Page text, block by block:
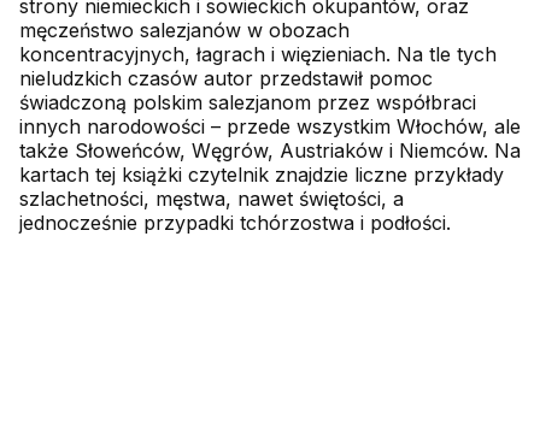
strony niemieckich i sowieckich okupantów, oraz
męczeństwo salezjanów w obozach
koncentracyjnych, łagrach i więzieniach. Na tle tych
nieludzkich czasów autor przedstawił pomoc
świadczoną polskim salezjanom przez współbraci
innych narodowości – przede wszystkim Włochów, ale
także Słoweńców, Węgrów, Austriaków i Niemców. Na
kartach tej książki czytelnik znajdzie liczne przykłady
szlachetności, męstwa, nawet świętości, a
jednocześnie przypadki tchórzostwa i podłości.